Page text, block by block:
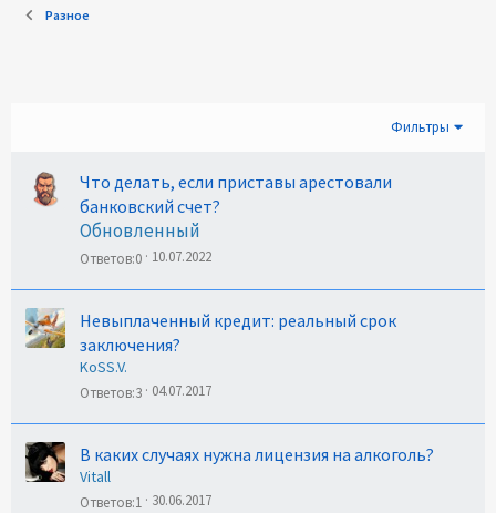
Разное
Фильтры
Что делать, если приставы арестовали
банковский счет?
Обновленный
Ответов 0 10.07.2022
Невыплаченный кредит: реальный срок
заключения?
KoSS.V.
Ответов 3 04.07.2017
В каких случаях нужна лицензия на алкоголь?
Vitall
Ответов 1 30.06.2017